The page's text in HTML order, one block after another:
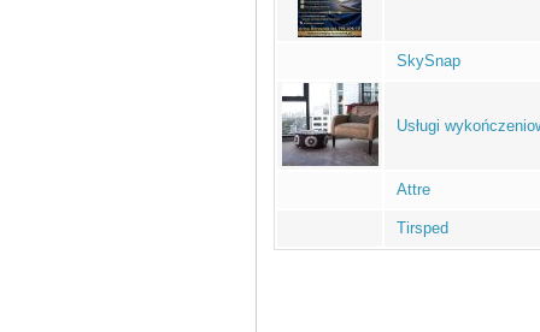
SkySnap
Usługi
Attre
Tirsped